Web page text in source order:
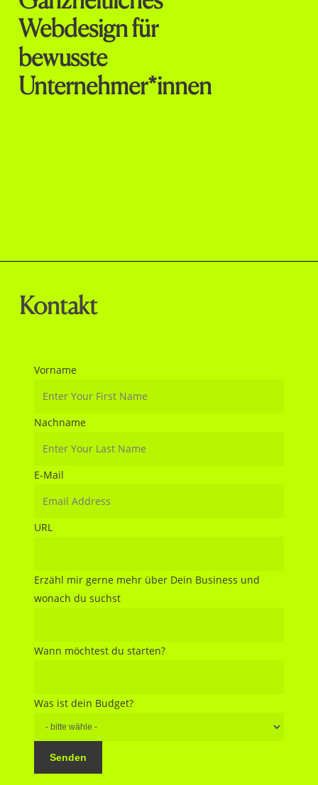
Webdesignfür
bewusste
Unternehmer*innen
Kontakt
Vorname
Nachname
E-Mail
URL
Erzähl mir gerne mehr über Dein Business und
wonach du suchst
Wann möchtest du starten?
Was ist dein Budget?
Senden